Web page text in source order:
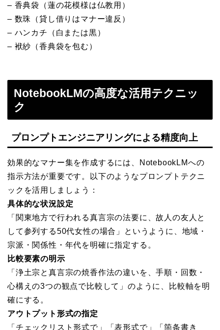
– 香典袋（蓮の花模様は仏教用）
– 数珠（貸し借りはマナー違反）
– ハンカチ（白または黒）
– 袱紗（香典袋を包む）
NotebookLMの高度な活用テクニッ
ク
プロンプトエンジニアリングによる精度向上
効果的なマナー集を作成するには、NotebookLMへの
指示方法が重要です。以下のようなプロンプトテクニ
ックを活用しましょう：
具体的な状況設定
「関東地方で行われる真言宗の法要に、故人の友人と
して参列する50代女性の場合」というように、地域・
宗派・関係性・年代を明確に指定する。
比較要素の明示
「浄土宗と真言宗の焼香作法の違いを、手順・回数・
心構えの3つの観点で比較して」のように、比較軸を明
確にする。
アウトプット形式の指定
「チェックリスト形式で」「表形式で」「箇条書き